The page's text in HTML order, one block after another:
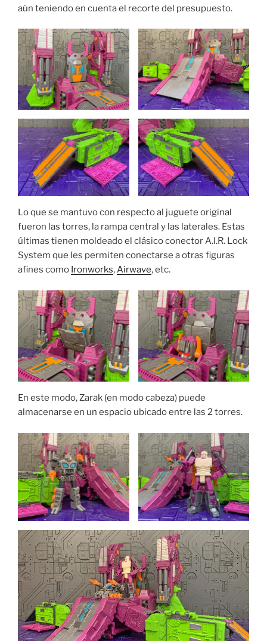
aún teniendo en cuenta el recorte del presupuesto.
Lo que se mantuvo con respecto al juguete original
fueron las torres, la rampa central y las laterales. Estas
últimas tienen moldeado el clásico conector A.I.R. Lock
System que les permiten conectarse a otras figuras
afines como Ironworks,Airwave, etc.
En este modo, Zarak (en modo cabeza) puede
almacenarse en un espacio ubicado entre las 2 torres.